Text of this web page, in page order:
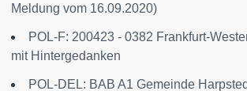
Meldung vom 16.09.2020)
POL-F: 200423 - 0382 Frankfurt-
mit Hintergedanken
POL-DEL: BAB A1 Gemeinde